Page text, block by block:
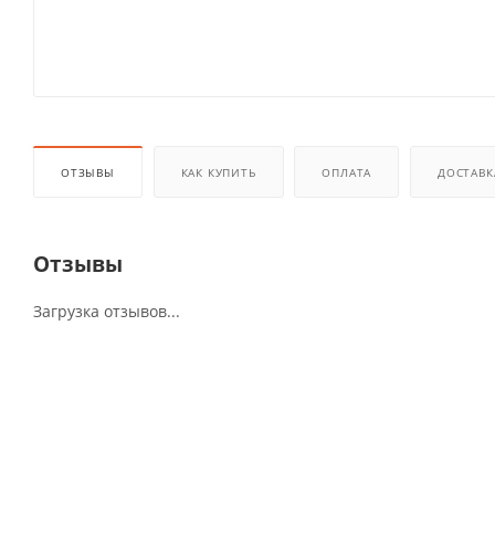
ОТЗЫВЫ КАК КУПИТЬ ОПЛАТА
Отзывы
Загрузка отзывов...